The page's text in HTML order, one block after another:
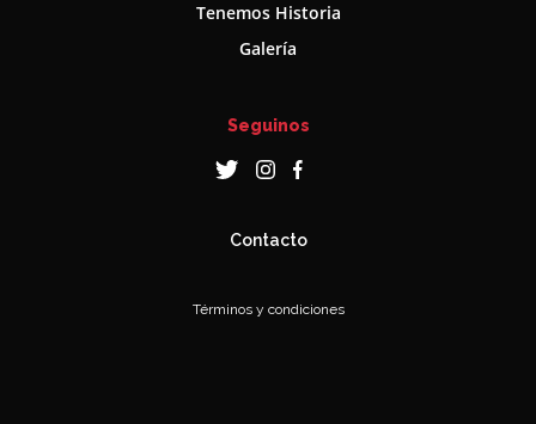
Tenemos Historia
Galería
Seguinos
Contacto
Términos y condiciones